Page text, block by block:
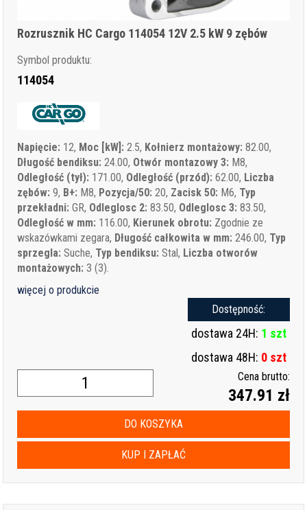
Rozrusznik HC Cargo 114054 12V 2.5 kW 9 zębów
Symbol produktu:
114054
Napięcie: 12, Moc [kW]: 2.5, Kołnierz montażowy: 82.00,
Długość bendiksu: 24.00, Otwór montazowy 3: M8,
Odległość (tył): 171.00, Odległość (przód): 62.00, Liczba
zębów: 9, B+: M8, Pozycja/50: 20, Zacisk 50: M6, Typ
przekładni: GR, Odleglosc 2: 83.50, Odleglosc 3: 83.50,
Odległość w mm: 116.00, Kierunek obrotu: Zgodnie ze
wskazówkami zegara, Długość całkowita w mm: 246.00, Typ
sprzegla: Suche, Typ bendiksu: Stal, Liczba otworów
montażowych: 3 (3).
więcej o produkcie
Dostępność:
dostawa 24H: 1 szt
dostawa 48H: 0 szt
Cena brutto:
347.91 zł
DO KOSZYKA
KUP I ZAPŁAĆ